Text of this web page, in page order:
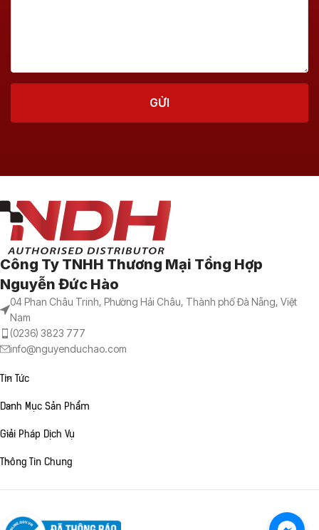
Công Ty TNHH Thương Mại Tổng Hợp
Nguyễn Đức Hào
04 Phan Châu Trinh, Phường Hải Châu, Thành phố Đà Nẵng, Việt
Nam
(0236) 3823 777
info@nguyenduchao.com
Tin Tức
Danh Mục Sản Phẩm
Giải Pháp Dịch Vụ
Thông Tin Chung